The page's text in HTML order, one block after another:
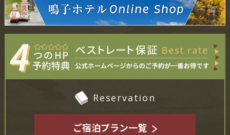
Reservation
ご宿泊プラン一覧